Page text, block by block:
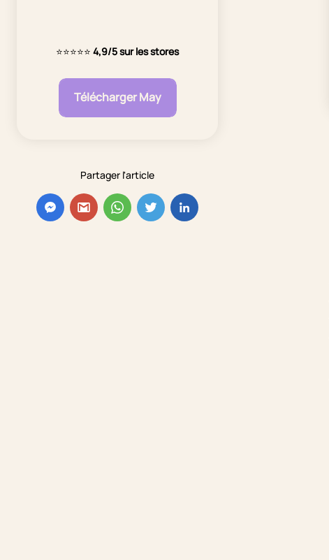
⭐⭐⭐⭐⭐ 4,9/5 sur les stores
Télécharger May
Partager l'article